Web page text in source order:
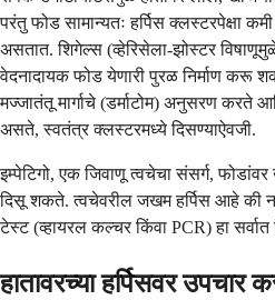
परंतु फोड सामान्यतः हर्पिस क्लस्टरपेक्षा
असतात. शिगेल्स (व्हेरिसेला-झोस्टर
वेदनादायक फोड येणारी पुरळ निर्माण करू
मज्जातंतू मार्गाचे (डर्माटोम) अनुसरण करते
असते, स्वतंत्र क्लस्टरमध्ये दिसण्याऐवजी.
इम्पेटिगो, एक जिवाणू त्वचेचा संसर्ग,
दिसू शकते. त्वचेवरील जखम हर्पिस आहे की
टेस्ट (व्हायरल कल्चर किंवा PCR) हा सर्वात
हातावरच्या हर्पिसवर